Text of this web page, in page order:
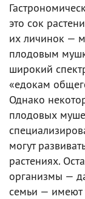
это сок
их личинок —
плодовым
широкий
«едокам
Однако
плодовых
могут
растениях.
организмы —
семьи — имеют